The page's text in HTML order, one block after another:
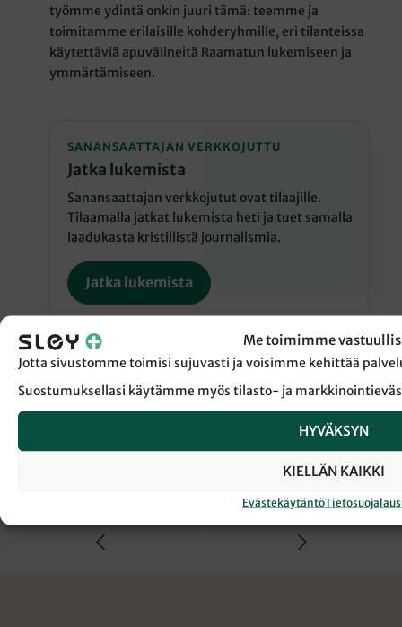
Me toimimme
Jotta sivustomme toimisi sujuvasti ja voisimme kehittää
Suostumuksellasi käytämme myös tilasto- ja
HYVÄKSYN
KIELLÄN KAIKKI
Evästekäytäntö
työmme ydintä onkin juuri tämä: teemme ja
toimitamme erilaisille kohderyhmille, eri tilanteissa
käytettäviä apuvälineitä Raamatun lukemiseen ja
ymmärtämiseen.
SANANSAATTAJAN VERKKOJUTTU
Jatka lukemista
Sanansaattajan verkkojutut ovat tilaajille.
Tilaamalla jatkat lukemista heti ja tuet samalla
laadukasta kristillistä journalismia.
Jatka lukemista
← Takaisin Sanansaattaja-lehden etusivulle